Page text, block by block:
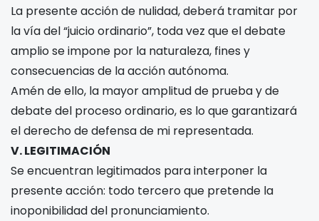
La presente acción de nulidad, deberá tramitar por
la vía del “juicio ordinario”, toda vez que el debate
amplio se impone por la naturaleza, fines y
consecuencias de la acción autónoma.
Amén de ello, la mayor amplitud de prueba y de
debate del proceso ordinario, es lo que garantizará
el derecho de defensa de mi representada.
V. LEGITIMACIÓN
Se encuentran legitimados para interponer la
presente acción: todo tercero que pretende la
inoponibilidad del pronunciamiento.